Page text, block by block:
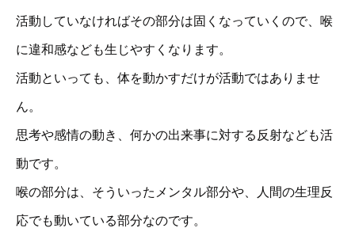
活動していなければその部分は固くなっていくので、喉
に違和感なども生じやすくなります。
活動といっても、体を動かすだけが活動ではありませ
ん。
思考や感情の動き、何かの出来事に対する反射なども活
動です。
喉の部分は、そういったメンタル部分や、人間の生理反
応でも動いている部分なのです。